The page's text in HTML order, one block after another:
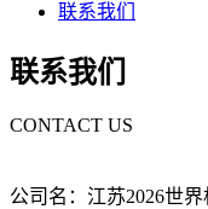
联系我们
联系我们
CONTACT US
公司名：江苏2026世